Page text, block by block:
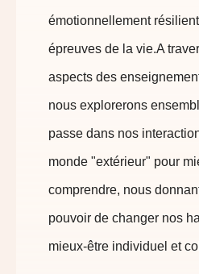
émotionnellement
épreuves de la vie.A
aspects des
nous explorerons
passe dans nos
monde "extérieur" pour
comprendre, nous
pouvoir de changer nos
mieux-être individuel et